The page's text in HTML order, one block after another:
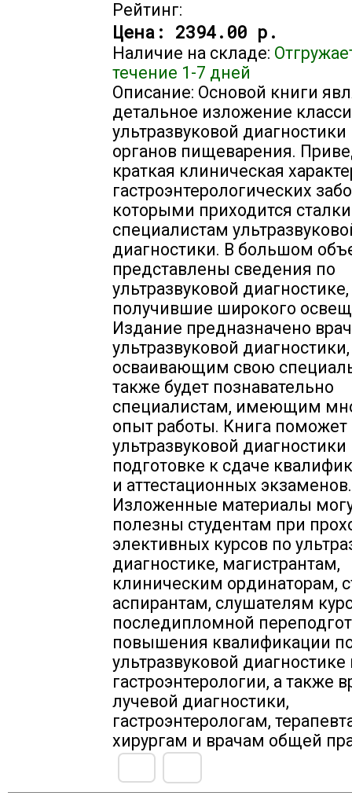
Рейтинг:
Цена: 2394.00 р.
Наличие на складе:
течение 1-7 дней
Описание: Основой книги
детальное изложение
ультразвуковой
органов пищеварения.
краткая клиническая
гастроэнтерологических
которыми приходится
специалистам
диагностики. В большом
представлены сведения по
ультразвуковой
получившие широкого
Издание предназначено
ультразвуковой диагностики,
осваивающим свою
также будет познавательно
специалистам, имеющим
опыт работы. Книга поможет
ультразвуковой диагностики
подготовке к сдаче
и аттестационных экзаменов.
Изложенные материалы
полезны студентам при
элективных курсов по
диагностике, магистрантам,
клиническим ординаторам,
аспирантам, слушателям
последипломной
повышения квалификации
ультразвуковой диагностике
гастроэнтерологии, а также
лучевой диагностики,
гастроэнтерологам,
хирургам и врачам общей